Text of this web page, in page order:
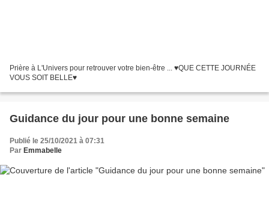
Prière à L'Univers pour retrouver votre bien-être ... ♥QUE CETTE JOURNÉE
VOUS SOIT BELLE♥
Guidance du jour pour une bonne semaine
Publié le 25/10/2021 à 07:31
Par Emmabelle